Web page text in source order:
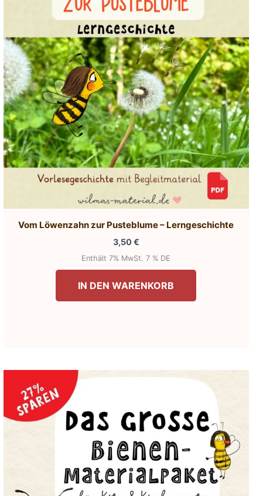
Vom Löwenzahn zur Pusteblume – Lerngeschichte
3,50€
Enthält 7% MwSt. 7 % DE
IN DEN WARENKORB